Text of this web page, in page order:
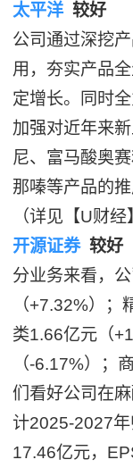
太平洋 较好
公司通过深挖
用，夯实产品
定增长。同时
加强对近年来
尼、富马酸奥
那嗪等产品的
（详见【U财经
开源证券较好
分业务来看，
（+7.32%）
类1.66亿元（
（-6.17%）；
们看好公司在
计2025-2027年
17.46亿元，